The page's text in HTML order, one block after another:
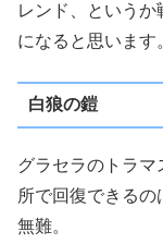
レンド、という
になると思います
白狼の鎧
グラセラのトラ
所で回復できる
無難。